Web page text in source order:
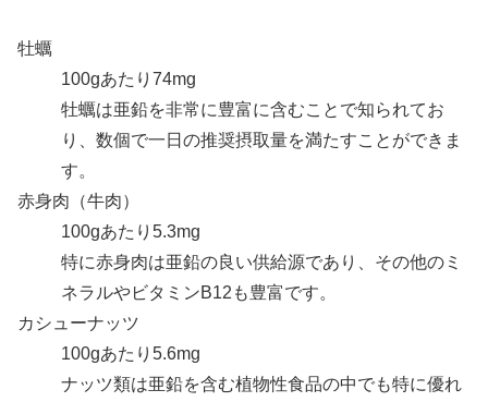
牡蠣
100gあたり74mg
牡蠣は亜鉛を非常に豊富に含むことで知られてお
り、数個で一日の推奨摂取量を満たすことができま
す。
赤身肉（牛肉）
100gあたり5.3mg
特に赤身肉は亜鉛の良い供給源であり、その他のミ
ネラルやビタミンB12も豊富です。
カシューナッツ
100gあたり5.6mg
ナッツ類は亜鉛を含む植物性食品の中でも特に優れ